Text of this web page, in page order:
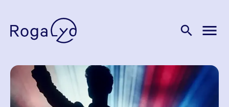
search menu